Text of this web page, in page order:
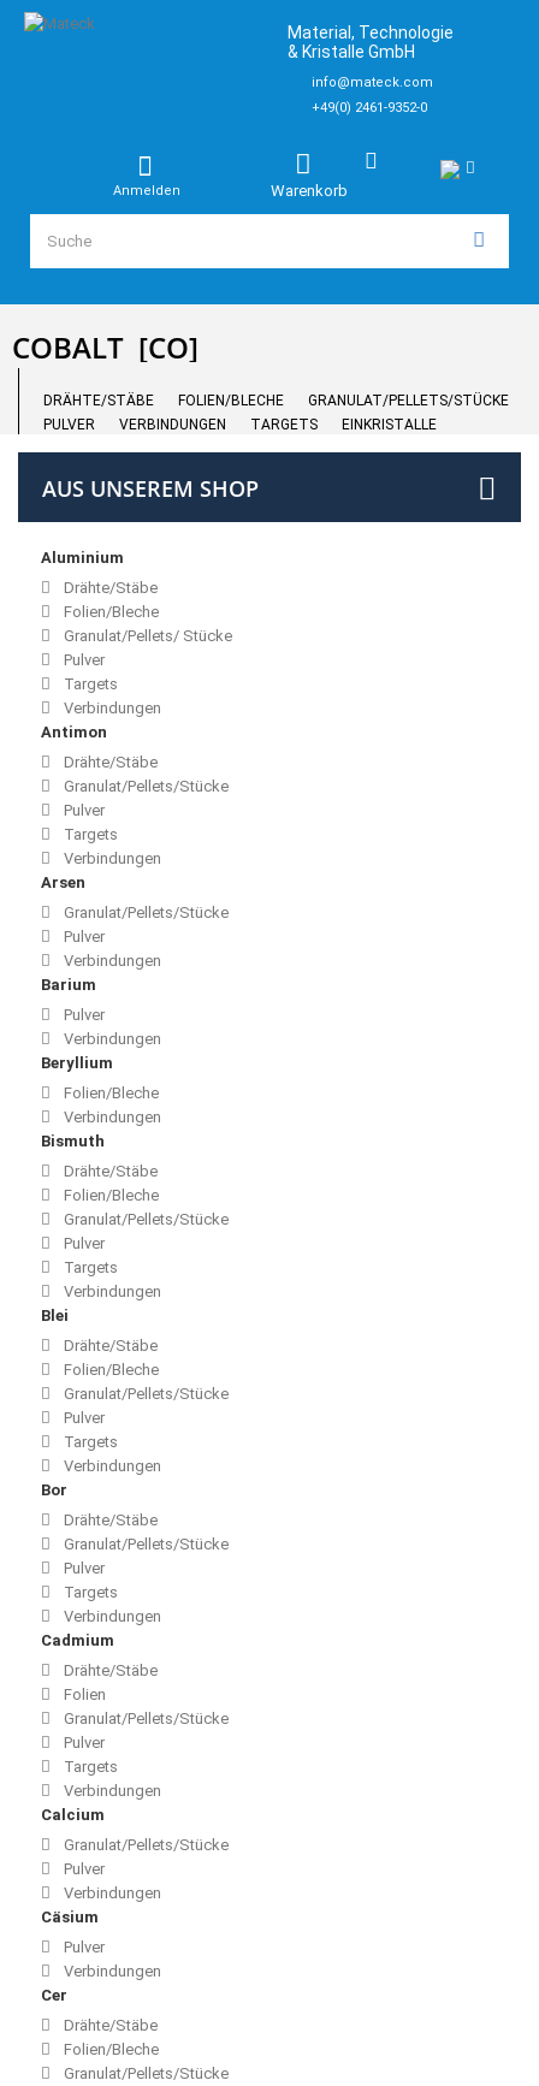
Material, Technologie
& Kristalle GmbH
info@mateck.com
+49(0) 2461-9352-0
Warenkorb
Anmelden
COBALT [CO]
DRÄHTE/STÄBE FOLIEN/BLECHE
GRANULAT/PELLETS/STÜCKE
PULVER
VERBINDUNGEN TARGETS EINKRISTALLE
AUS UNSEREM SHOP
Aluminium
Drähte/Stäbe
Folien/Bleche
Granulat/Pellets/ Stücke
Pulver
Targets
Verbindungen
Antimon
Drähte/Stäbe
Granulat/Pellets/Stücke
Pulver
Targets
Verbindungen
Arsen
Granulat/Pellets/Stücke
Pulver
Verbindungen
Barium
Pulver
Verbindungen
Beryllium
Folien/Bleche
Verbindungen
Bismuth
Drähte/Stäbe
Folien/Bleche
Granulat/Pellets/Stücke
Pulver
Targets
Verbindungen
Blei
Drähte/Stäbe
Folien/Bleche
Granulat/Pellets/Stücke
Pulver
Targets
Verbindungen
Bor
Drähte/Stäbe
Granulat/Pellets/Stücke
Pulver
Targets
Verbindungen
Cadmium
Drähte/Stäbe
Folien
Granulat/Pellets/Stücke
Pulver
Targets
Verbindungen
Calcium
Granulat/Pellets/Stücke
Pulver
Verbindungen
Cäsium
Pulver
Verbindungen
Cer
Drähte/Stäbe
Folien/Bleche
Granulat/Pellets/Stücke